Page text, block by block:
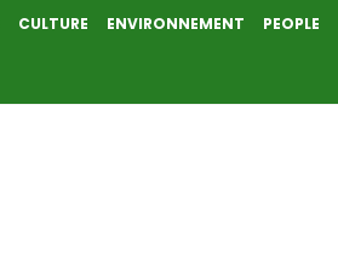
CULTURE ENVIRONNEMENT PEOPLE